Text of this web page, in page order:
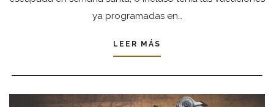
ya programadas en…
LEER MÁS